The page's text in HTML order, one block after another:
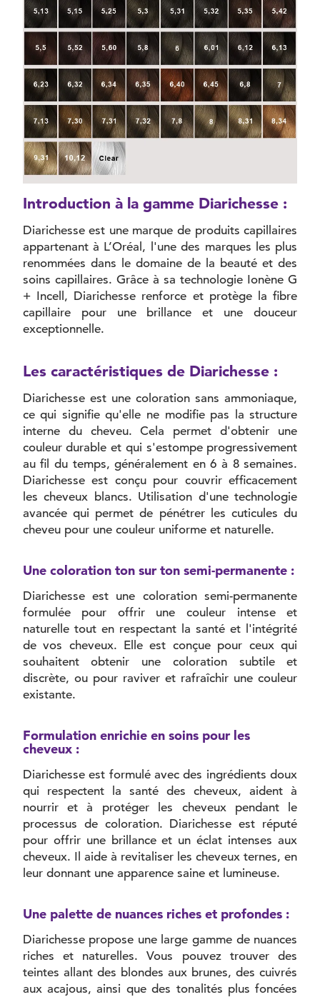
Introduction à la gamme Diarichesse :
Diarichesse est une marque de produits capillaires
appartenant à L’Oréal, l'une des marques les plus
renommées dans le domaine de la beauté et des
soins capillaires. Grâce à sa technologie Ionène G
+ Incell, Diarichesse renforce et protège la fibre
capillaire pour une brillance et une douceur
exceptionnelle.
Les caractéristiques de Diarichesse :
Diarichesse est une coloration sans ammoniaque,
ce qui signifie qu'elle ne modifie pas la structure
interne du cheveu. Cela permet d'obtenir une
couleur durable et qui s'estompe progressivement
au fil du temps, généralement en 6 à 8 semaines.
Diarichesse est conçu pour couvrir efficacement
les cheveux blancs. Utilisation d'une technologie
avancée qui permet de pénétrer les cuticules du
cheveu pour une couleur uniforme et naturelle.
Une coloration ton sur ton semi-permanente :
Diarichesse est une coloration semi-permanente
formulée pour offrir une couleur intense et
naturelle tout en respectant la santé et l'intégrité
de vos cheveux. Elle est conçue pour ceux qui
souhaitent obtenir une coloration subtile et
discrète, ou pour raviver et rafraîchir une couleur
existante.
Formulation enrichie en soins pour les
cheveux :
Diarichesse est formulé avec des ingrédients doux
qui respectent la santé des cheveux, aident à
nourrir et à protéger les cheveux pendant le
processus de coloration. Diarichesse est réputé
pour offrir une brillance et un éclat intenses aux
cheveux. Il aide à revitaliser les cheveux ternes, en
leur donnant une apparence saine et lumineuse.
Une palette de nuances riches et profondes :
Diarichesse propose une large gamme de nuances
riches et naturelles. Vous pouvez trouver des
teintes allant des blondes aux brunes, des cuivrés
aux acajous, ainsi que des tonalités plus foncées